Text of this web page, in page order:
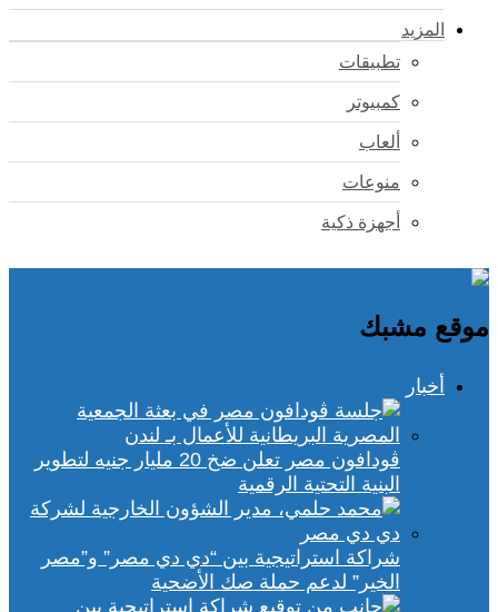
المزيد
تطبيقات
كمبيوتر
ألعاب
منوعات
أجهزة ذكية
موقع مشبك
أخبار
ڤودافون مصر تعلن ضخ 20 مليار جنيه لتطوير
البنية التحتية الرقمية
شراكة استراتيجية بين “دي دي مصر” و”مصر
الخير” لدعم حملة صك الأضحية